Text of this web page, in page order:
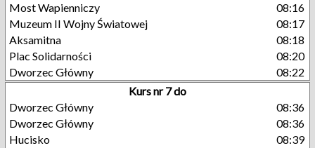
Most Wapienniczy
08:16
Muzeum II Wojny Światowej
08:17
Aksamitna
08:18
Plac Solidarności
08:20
Dworzec Główny
08:22
Kurs nr 7 do
Dworzec Główny
08:36
Dworzec Główny
08:36
Hucisko
08:39